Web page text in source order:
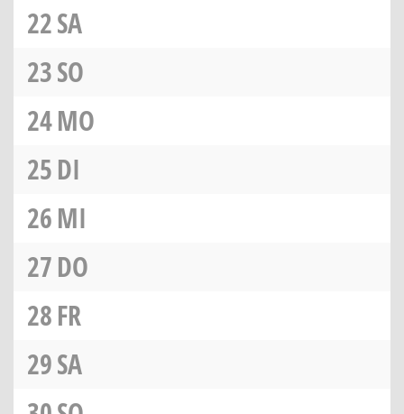
22SA
23SO
24MO
25DI
26MI
27DO
28FR
29SA